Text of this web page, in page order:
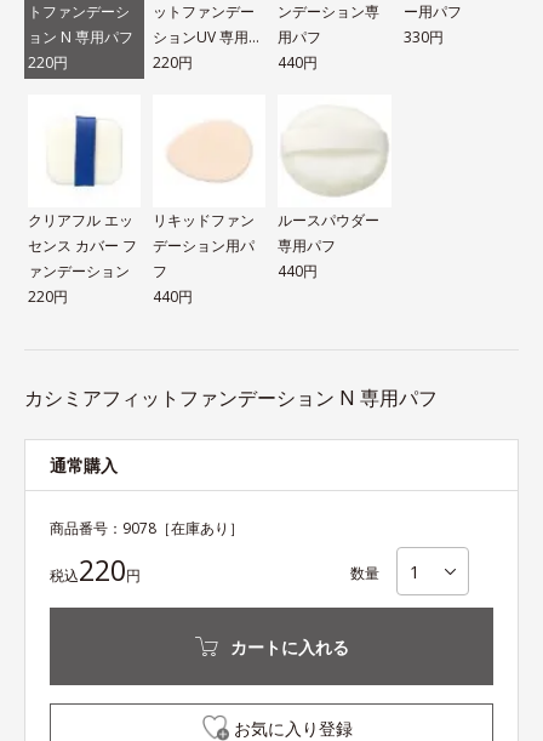
トファンデーシ
ョン N 専用パフ
220円
ットファンデー
ションUV 専用パ
フ
220円
ンデーション専
用パフ
440円
ー用パフ
330円
クリアフル エッ
センス カバー フ
ァンデーション
220円
リキッドファン
デーション用パ
フ
440円
ルースパウダー
専用パフ
440円
カシミアフィットファンデーション N 専用パフ
通常購入
商品番号： 9078 ［在庫あり］
税込220円 数量
カートに入れる
お気に入り登録